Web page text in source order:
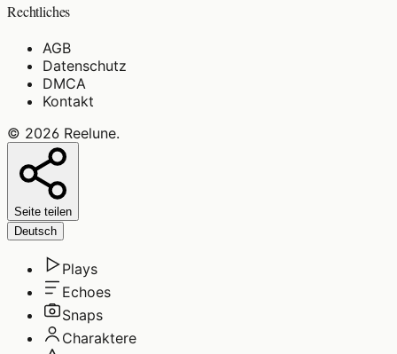
Rechtliches
AGB
Datenschutz
DMCA
Kontakt
© 2026 Reelune.
Seite teilen
Deutsch
Plays
Echoes
Snaps
Charaktere